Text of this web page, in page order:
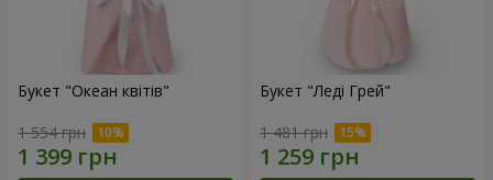
Букет "Океан квітів"
1 554 грн
Букет "Леді Грей"
1 481 грн